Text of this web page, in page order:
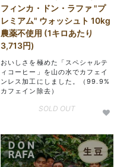
フィンカ・ドン・ラファ "プ
レミアム" ウォッシュト 10kg
農薬不使用 (1キロあたり
3,713円)
おいしさを極めた「スペシャルテ
ィコーヒー」を山の水でカフェイ
ンレス加工にしました。（99.9%
カフェイン除去）
SOLD OUT